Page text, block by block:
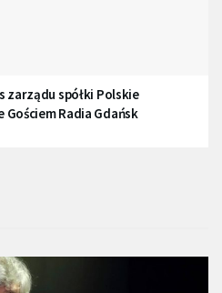
zarządu spółki Polskie
Radia Gdańsk